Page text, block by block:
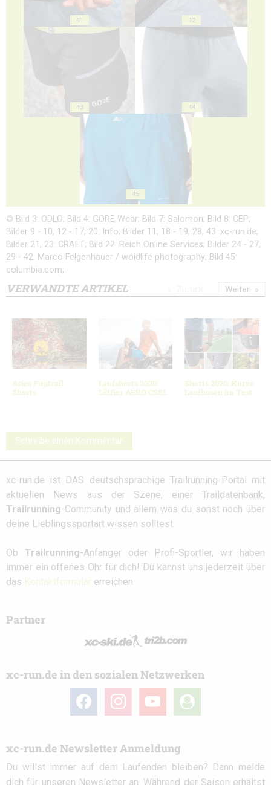
41 42
43 44
45
© Bild 3: ODLO; Bild 4: GORE Wear; Bild 7: Salomon; Bild 8: CEP;
Bilder 9 - 10, 12 - 17, 20: Info; Bilder 11, 18 - 19, 28, 43: xc-run.de;
Bilder 21, 23: CRAFT; Bild 22: Reich Online Services; Bilder 24 - 27,
29 - 42: Marco Felgenhauer / woidlife photography; Bild 45:
columbia.com;
VERWANDTE ARTIKEL
Asics Fujitrail
Shorts
Laufshorts 2020:
Löffler AERO CSSL
Shorts 2020: Kurze
Laufhosen im Test
Weiter
Schreibe einen Kommentar
xc-run.de ist DAS deutschsprachige Trailrunning-Portal mit
aktuellen News aus der Szene, einer Traildatenbank,
Trailrunning-Community und allem was du sonst noch über
deine Lieblingssportart wissen solltest.
Ob Trailrunning-Anfänger oder Profi-Sportler, wir haben
immer ein offenes Ohr für dich! Du kannst uns jederzeit über
das Kontaktformular erreichen.
Partner
xc-run.de in den sozialen Netzwerken
facebook instagramyoutube
user-
circle
xc-run.de Newsletter Anmeldung
Du willst immer auf dem Laufenden bleiben? Dann melde
dich für unseren Newsletter an. Während der Saison erhältst